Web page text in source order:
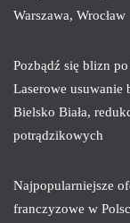
Warszawa, Wrocław
Pozbądź się blizn
Laserowe usuwanie
Bielsko Biała,
potrądzikowych
Najpopularniejsze
franczyzowe w